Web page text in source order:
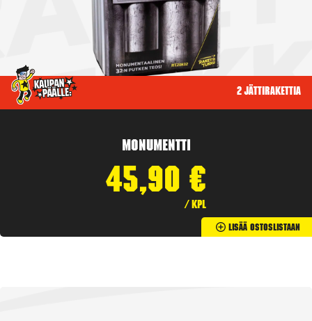
2 jättirakettia
Monumentti
45,90 €
/ kpl
Lisää Ostoslistaan